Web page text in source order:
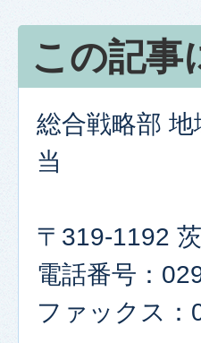
この記事
総合戦略部
当
〒319-1192
電話番号：
ファックス：